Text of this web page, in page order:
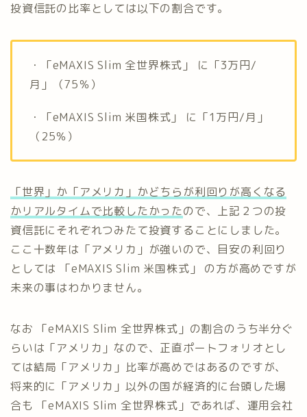
投資信託の比率としては以下の割合です。
・「eMAXIS Slim 全世界株式」 に「3万円/
月」（75％）
・「eMAXIS Slim 米国株式」 に「1万円/月」
（25％）
「世界」か「アメリカ」かどちらが利回りが高くなる
かリアルタイムで比較したかったので、上記２つの投
資信託にそれぞれつみたて投資することにしました。
ここ十数年は「アメリカ」が強いので、目安の利回り
としては 「eMAXIS Slim 米国株式」 の方が高めですが
未来の事はわかりません。
なお 「eMAXIS Slim 全世界株式」の割合のうち半分ぐ
らいは「アメリカ」なので、正直ポートフォリオとし
ては結局「アメリカ」比率が高めではあるのですが、
将来的に「アメリカ」以外の国が経済的に台頭した場
合も 「eMAXIS Slim 全世界株式」であれば、運用会社